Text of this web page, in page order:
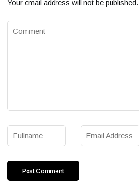
Your email address will not be published.